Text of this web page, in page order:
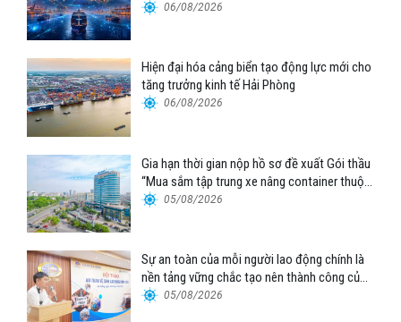
06/08/2026
Hiện đại hóa cảng biển tạo động lực mới cho
tăng trưởng kinh tế Hải Phòng
06/08/2026
Gia hạn thời gian nộp hồ sơ đề xuất Gói thầu
“Mua sắm tập trung xe nâng container thuộc
Tổng công ty Hàng hải Việt Nam – CTCP”
05/08/2026
Sự an toàn của mỗi người lao động chính là
nền tảng vững chắc tạo nên thành công của
Cảng Đà Nẵng
05/08/2026